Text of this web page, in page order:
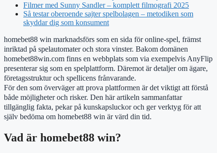
Filmer med Sunny Sandler – komplett filmografi 2025
Så testar oberoende sajter spelbolagen – metodiken som
skyddar dig som konsument
homebet88 win marknadsförs som en sida för online-spel, främst
inriktad på spelautomater och stora vinster. Bakom domänen
homebet88win.com finns en webbplats som via exempelvis AnyFlip
presenterar sig som en spelplattform. Däremot är detaljer om ägare,
företagsstruktur och spellicens frånvarande.
För den som överväger att prova plattformen är det viktigt att förstå
både möjligheter och risker. Den här artikeln sammanfattar
tillgänglig fakta, pekar på kunskapsluckor och ger verktyg för att
själv bedöma om homebet88 win är värd din tid.
Vad är homebet88 win?